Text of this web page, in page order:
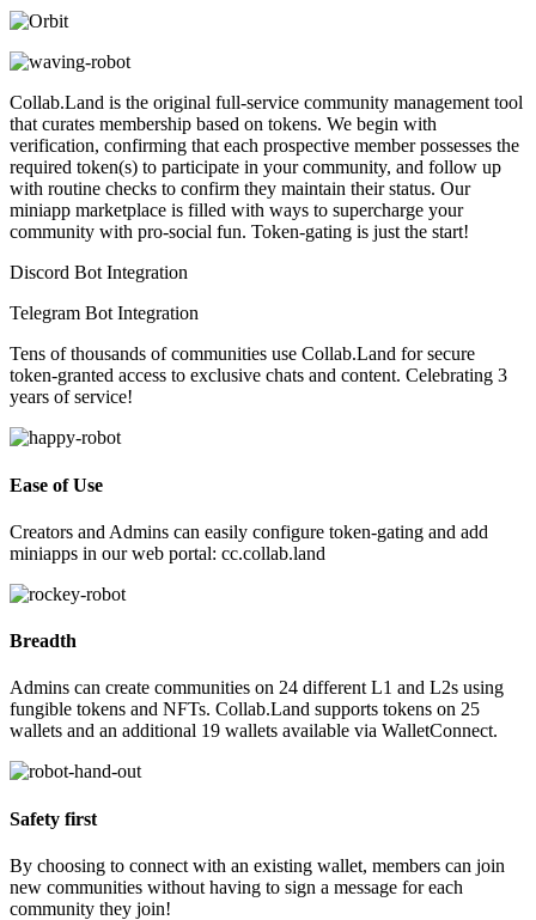
Collab.Land is the original full-service community management tool
that curates membership based on tokens. We begin with
verification, confirming that each prospective member possesses the
required token(s) to participate in your community, and follow up
with routine checks to confirm they maintain their status. Our
miniapp marketplace is filled with ways to supercharge your
community with pro-social fun. Token-gating is just the start!
Discord Bot Integration
Telegram Bot Integration
Tens of thousands of communities use Collab.Land for secure
token-granted access to exclusive chats and content. Celebrating 3
years of service!
Ease of Use
Creators and Admins can easily configure token-gating and add
miniapps in our web portal: cc.collab.land
Breadth
Admins can create communities on 24 different L1 and L2s using
fungible tokens and NFTs. Collab.Land supports tokens on 25
wallets and an additional 19 wallets available via WalletConnect.
Safety first
By choosing to connect with an existing wallet, members can join
new communities without having to sign a message for each
community they join!